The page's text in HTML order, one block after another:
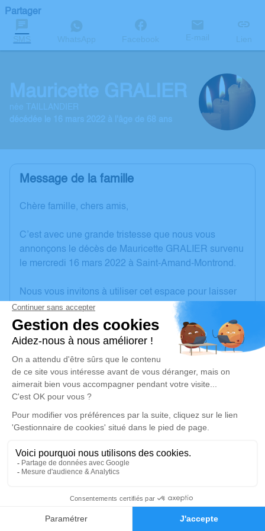
Faire-part Hommages
Partager
SMS WhatsApp Facebook E-mail Lien
Mauricette GRALIER
née TAILLANDIER
décédée le 16 mars 2022 à l'âge de 68 ans
Message de la famille
Chère famille, chers amis,
C’est avec une grande tristesse que nous vous
annonçons le décès de Mauricette GRALIER survenu
le mercredi 16 mars 2022 à Saint-Amand-Montrond.
Nous vous invitons à utiliser cet espace pour laisser
vos condoléances, partager des photos souvenirs,
une anecdote ou exprimer vos pensées à travers des
poèmes ou des textes. Cet endroit est un lieu
d'expression dédié à honorer la mémoire de
Mauricette GRALIER.
Un service de plantation d’arbre hommage est
disponible ici.
Je rends hommage
Cérémonie religieuse
Église de Saint-Amand-Montrond
18200 Saint-Amand-Montrond